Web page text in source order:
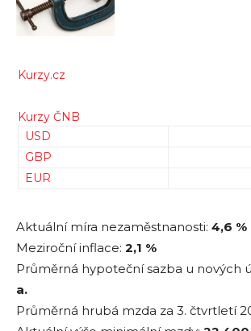
Kurzy.cz
Kurzy ČNB
USD
GBP
EUR
Aktuální míra nezaměstnanosti: 4,6 %
Meziroční inflace: 2,1 %
Průměrná hypoteční sazba u nových
a.
Průměrná hrubá mzda za 3. čtvrtletí